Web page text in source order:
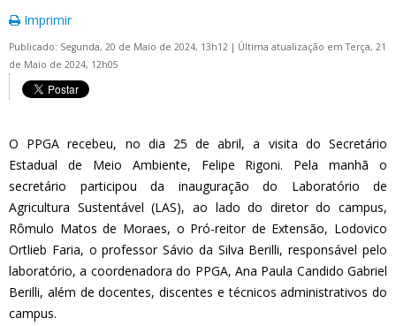
Imprimir
Publicado: Segunda, 20 de Maio de 2024, 13h12 | Última atualização em Terça, 21
de Maio de 2024, 12h05
O PPGA recebeu, no dia 25 de abril, a visita do Secretário
Estadual de Meio Ambiente, Felipe Rigoni. Pela manhã o
secretário participou da inauguração do Laboratório de
Agricultura Sustentável (LAS), ao lado do diretor do campus,
Rômulo Matos de Moraes, o Pró-reitor de Extensão, Lodovico
Ortlieb Faria, o professor Sávio da Silva Berilli, responsável pelo
laboratório, a coordenadora do PPGA, Ana Paula Candido Gabriel
Berilli, além de docentes, discentes e técnicos administrativos do
campus.